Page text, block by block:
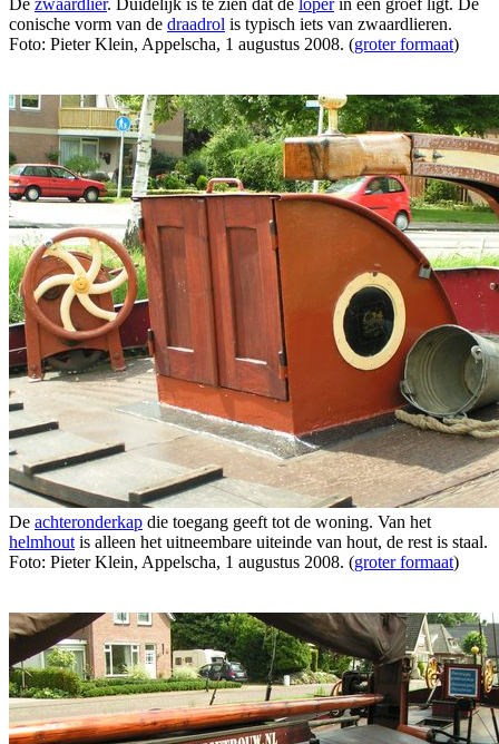
conische vorm van de draadrol is typisch iets van zwaardlieren.
Foto: Pieter Klein, Appelscha, 1 augustus 2008. (groter formaat)
De achteronderkap die toegang geeft tot de woning. Van het
helmhout is alleen het uitneembare uiteinde van hout, de rest is staal.
Foto: Pieter Klein, Appelscha, 1 augustus 2008. (groter formaat)